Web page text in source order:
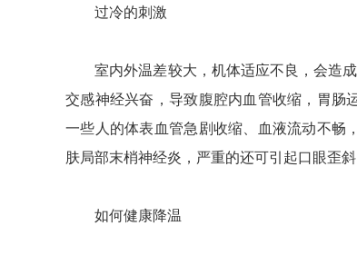
过冷的刺激
室内外温差较大，机体适应不良，会造成
交感神经兴奋，导致腹腔内血管收缩，胃肠
一些人的体表血管急剧收缩、血液流动不畅
肤局部末梢神经炎，严重的还可引起口眼歪斜
如何健康降温